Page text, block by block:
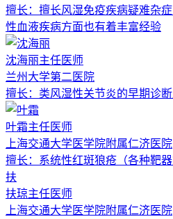
擅长： 擅长风湿免疫疾病疑难杂
性血液疾病方面也有着丰富经验
沈海丽主任医师
兰州大学第二医院
擅长： 类风湿性关节炎的早期诊
叶霜主任医师
上海交通大学医学院附属仁济医院
擅长： 系统性红斑狼疮（各种靶
扶
扶琼主任医师
上海交通大学医学院附属仁济医院